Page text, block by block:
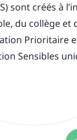
sont créés à
du collège et
Prioritaire
Sensibles